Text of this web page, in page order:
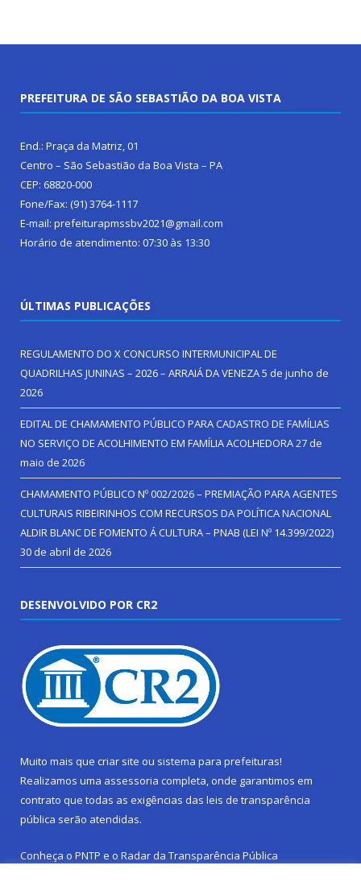
PREFEITURA DE SÃO SEBASTIÃO DA BOA VISTA
End.: Praça da Matriz, 01
Centro – São Sebastião da Boa Vista – PA
CEP: 68820-000
Fone/Fax: (91) 3764-1117
E-mail: prefeiturapmssbv2021@gmail.com
Horário de atendimento: 07:30 às 13:30
ÚLTIMAS PUBLICAÇÕES
REGULAMENTO DO X CONCURSO INTERMUNICIPAL DE
QUADRILHAS JUNINAS – 2026 – ARRAIÁ DA VENEZA5 de junho de
2026
EDITAL DE CHAMAMENTO PÚBLICO PARA CADASTRO DE FAMÍLIAS
NO SERVIÇO DE ACOLHIMENTO EM FAMÍLIA ACOLHEDORA27 de
maio de 2026
CHAMAMENTO PÚBLICO Nº 002/2026 – PREMIAÇÃO PARA AGENTES
CULTURAIS RIBEIRINHOS COM RECURSOS DA POLÍTICA NACIONAL
ALDIR BLANC DE FOMENTO Á CULTURA – PNAB (LEI Nº 14.399/2022)
30 de abril de 2026
DESENVOLVIDO POR CR2
Muito mais que criar site ou sistema para prefeituras!
Realizamos uma assessoria completa, onde garantimos em
contrato que todas as exigências das leis de transparência
pública serão atendidas.
Conheça o PNTP e o Radar da Transparência Pública